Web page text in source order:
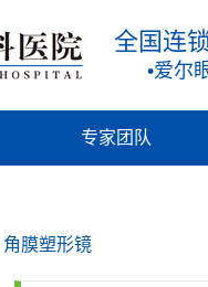
全国连
•爱尔
专家团队
角膜塑形镜